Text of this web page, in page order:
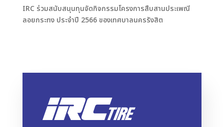
IRC ร่วมสนับสนุนทุนจัดกิจกรรมโครงการสืบสานประเพณี
ลอยกระทง ประจำปี 2566 ของเทศบาลนครรังสิต